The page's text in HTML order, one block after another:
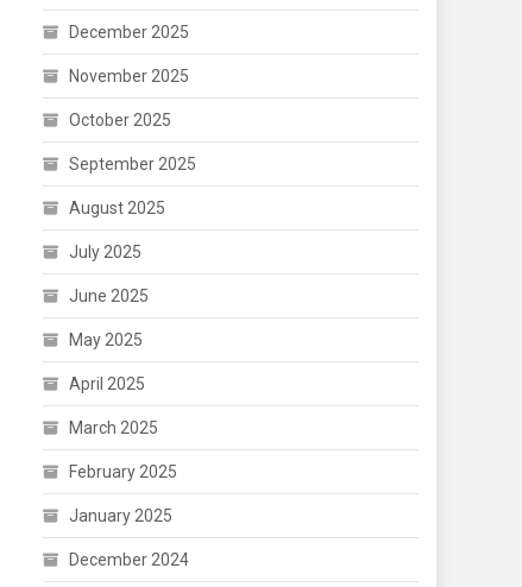
December 2025
November 2025
October 2025
September 2025
August 2025
July 2025
June 2025
May 2025
April 2025
March 2025
February 2025
January 2025
December 2024